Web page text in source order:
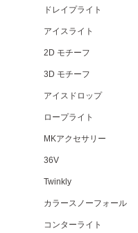
ドレイプライト
アイスライト
2D モチーフ
3D モチーフ
アイスドロップ
ロープライト
MKアクセサリー
36V
Twinkly
カラースノーフォール
コンターライト